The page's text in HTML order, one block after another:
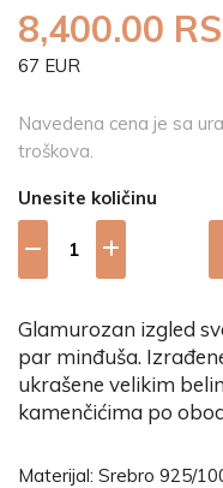
8,400.00
67 EUR
Navedena cena je sa
troškova.
Unesite količinu
Glamurozan izgled
par minđuša.
ukrašene velikim
kamenčićima po
Materijal: Srebro 925/